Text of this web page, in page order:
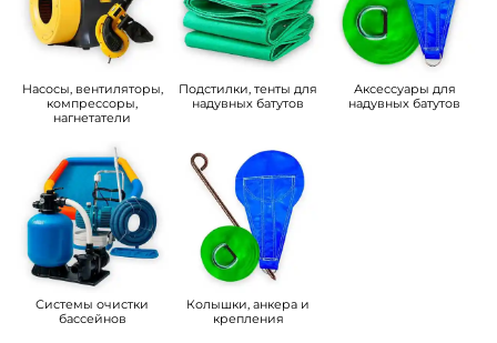
Насосы, вентиляторы,
компрессоры,
нагнетатели
Подстилки, тенты для
надувных батутов
Аксессуары для
надувных батутов
Системы очистки
бассейнов
Колышки, анкера и
крепления